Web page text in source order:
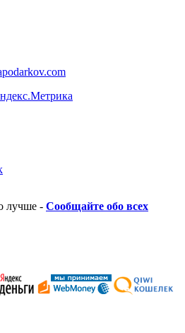
лучше - Сообщайте обо всех